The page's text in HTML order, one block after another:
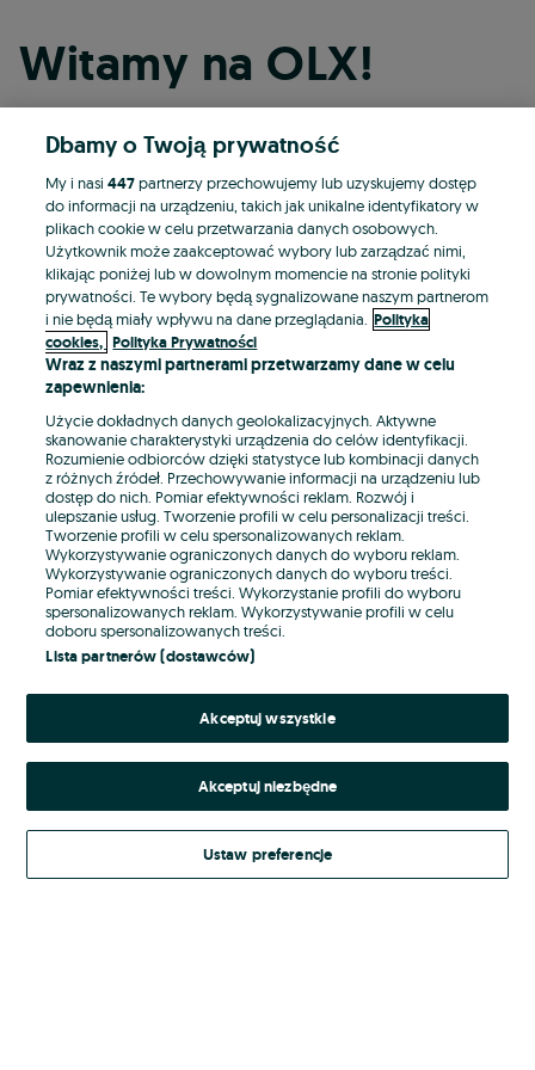
Witamy na OLX!
Kontynuuj przez Facebooka
Kontynuuj przez konto Apple
Kontynuuj przez konto Google
LUB
E-mail
Hasło
Nie pamiętasz hasła?
Zaloguj się
Kontynuując za pośrednictwem jednego z dostawców wskazanych powyżej,
Regulamin serwisuOLX.pl w jego aktualnym brzmieniu.
Dbamy o Twoją prywatność
My i nasi447partnerzy przechowujemy lub uzyskujemy dostęp
do informacji na urządzeniu, takich jak unikalne identyfikatory w
plikach cookie w celu przetwarzania danych osobowych.
Użytkownik może zaakceptować wybory lub zarządzać nimi,
klikając poniżej lub w dowolnym momencie na stronie polityki
prywatności. Te wybory będą sygnalizowane naszym partnerom
i nie będą miały wpływu na dane przeglądania. Polityka
cookies, Polityka Prywatności
Wraz z naszymi partnerami przetwarzamy dane w celu
zapewnienia:
Użycie dokładnych danych geolokalizacyjnych. Aktywne
skanowanie charakterystyki urządzenia do celów identyfikacji.
Rozumienie odbiorców dzięki statystyce lub kombinacji danych
z różnych źródeł. Przechowywanie informacji na urządzeniu lub
dostęp do nich. Pomiar efektywności reklam. Rozwój i
ulepszanie usług. Tworzenie profili w celu personalizacji treści.
Tworzenie profili w celu spersonalizowanych reklam.
Wykorzystywanie ograniczonych danych do wyboru reklam.
Wykorzystywanie ograniczonych danych do wyboru treści.
Pomiar efektywności treści. Wykorzystanie profili do wyboru
spersonalizowanych reklam. Wykorzystywanie profili w celu
doboru spersonalizowanych treści.
Lista partnerów (dostawców)
Akceptuj wszystkie
Akceptuj niezbędne
Ustaw preferencje